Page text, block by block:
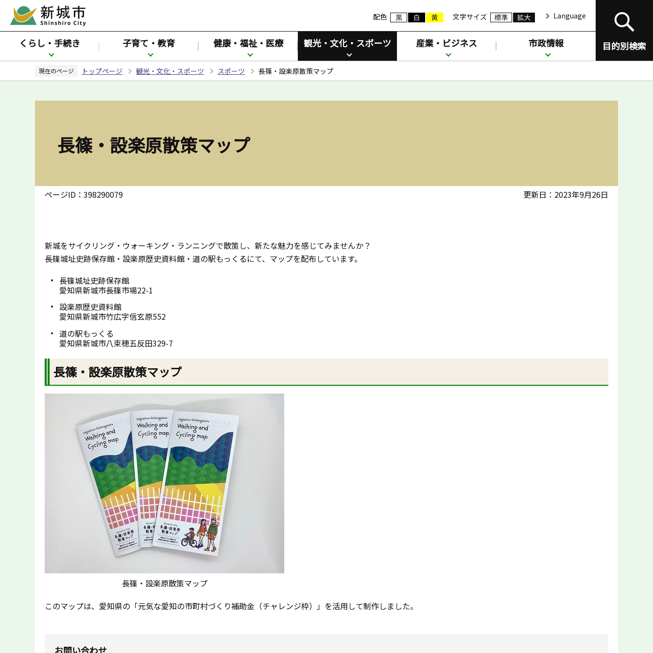
ペ
ジ
先
配色 文字サイズ Language
目的別検索
くらし・手続き 子育て・教育 健康・福祉・医療 観光・文化・スポーツ 産業・ビジネス 市政情報
現在のページ トップページ 観光・文化・スポーツ スポーツ 長篠・設楽原散策マップ
長篠・設楽原散策マップ
ページID：398290079 更新日：2023年9月26日
新城をサイクリング・ウォーキング・ランニングで散策し、新たな魅力を感じてみませんか？
長篠城址史跡保存館・設楽原歴史資料館・道の駅もっくるにて、マップを配布しています。
長篠城址史跡保存館
愛知県新城市長篠市場22-1
設楽原歴史資料館
愛知県新城市竹広字信玄原552
道の駅もっくる
愛知県新城市八束穂五反田329-7
長篠・設楽原散策マップ
長篠・設楽原散策マップ
このマップは、愛知県の「元気な愛知の市町村づくり補助金（チャレンジ枠）」を活用して制作しました。
お問い合わせ